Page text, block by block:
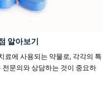
알아보기
료에 사용되는 약물로, 각각의 특
문의와 상담하는 것이 중요하